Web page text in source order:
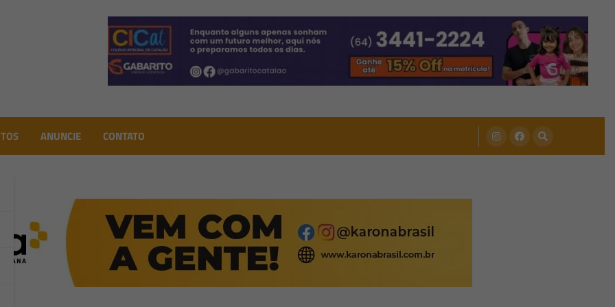
· robertosilvacatalaourgente@hotmail.com · blogdeolhonacidade.com.br
ANUNCIE CONTATO